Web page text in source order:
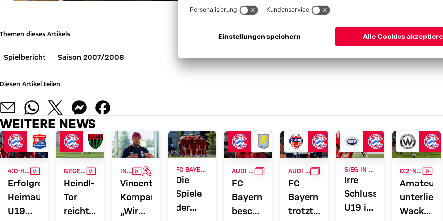
Themen dieses Artikels
Spielbericht Saison 2007/2008
Diesen Artikel teilen
WEITERE NEWS
4:0-HEIMSIEGVIDEO
Erfolgreicher
Heimauftakt:
U19
GEGEN SCHWEINFURTVIDEO
Heindl-
Tor
reicht
INTERVIEWVIDEOINTERVIEW
Vincent
Kompany:
„Wir
Die
Spiele
der
AUDI FOOTBALL SUMMITGALLERIE
FC
Bayern
beschließt
AUDI FOOTBALL SUMMITGALLERIE
FC
Bayern
trotzt
Irre
Schlussphase:
U19 in
0:2-NIEDERLAGE
Amateure
Wacker